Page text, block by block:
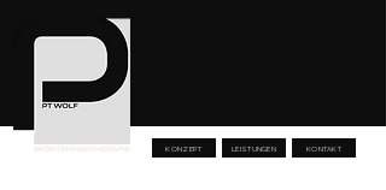
KONZEPT LEISTUNGEN KONTAKT